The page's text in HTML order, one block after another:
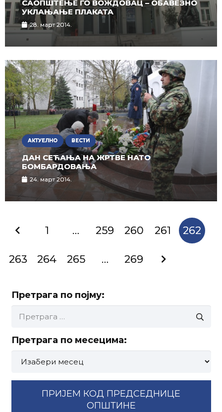
САОПШТЕЊЕ ГО ВОЖДОВАЦ – ОБАВЕЗНО
УКЛАЊАЊЕ ПЛАКАТА
28. март 2014.
АКТУЕЛНО ВЕСТИ
ДАН СЕЋАЊА НА ЖРТВЕ НАТО
БОМБАРДОВАЊА
24. март 2014.
1 … 259 260 261 262
263 264 265 … 269
Претрага по појму:
за:
Претрага по месецима:
месецима:
ПРИЈЕМ КОД ПРЕДСЕДНИЦЕ
ОПШТИНЕ